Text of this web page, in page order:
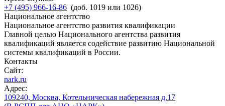
+7 (495) 966-16-86 (доб. 1019 или 1026)
Национальное агентство
Национальное агентство развития квалификации
Главной целью Национального агентства развития
квалификаций является содействие развитию Национальной
системы квалификаций в России.
Контакты
Сайт:
nark.ru
Адрес:
109240, Москва, Котельническая набережная д.17